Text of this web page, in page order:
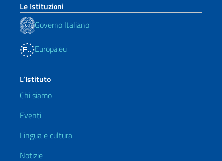
Le Istituzioni
Governo Italiano
Europa.eu
L’Istituto
Chi siamo
Eventi
Lingua e cultura
Notizie